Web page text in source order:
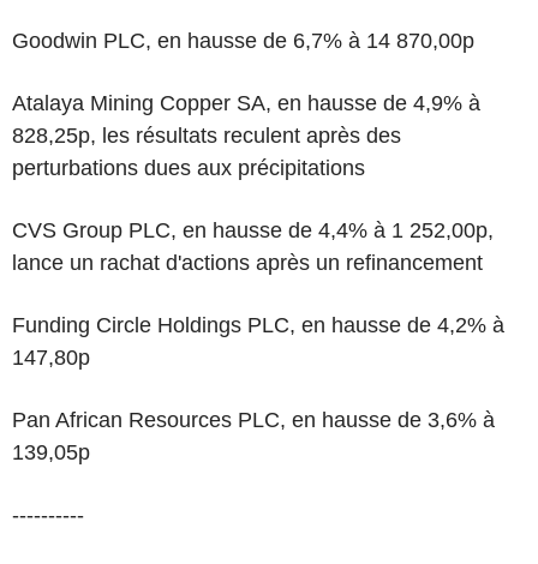
Goodwin PLC, en hausse de 6,7% à 14 870,00p
Atalaya Mining Copper SA, en hausse de 4,9% à
828,25p, les résultats reculent après des
perturbations dues aux précipitations
CVS Group PLC, en hausse de 4,4% à 1 252,00p,
lance un rachat d'actions après un refinancement
Funding Circle Holdings PLC, en hausse de 4,2% à
147,80p
Pan African Resources PLC, en hausse de 3,6% à
139,05p
----------